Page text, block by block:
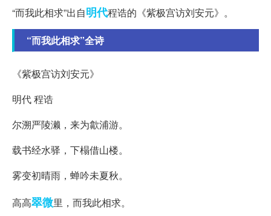
“而我此相求”出自明代程诰的《紫极宫访刘安元》。
“而我此相求”全诗
《紫极宫访刘安元》
明代 程诰
尔溯严陵濑，来为歙浦游。
载书经水驿，下榻借山楼。
雾变初晴雨，蝉吟未夏秋。
高高翠微里，而我此相求。